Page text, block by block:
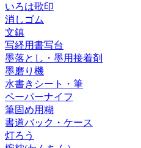
いろは歌印
消しゴム
文鎮
写経用書写台
墨落とし・墨用接着剤
墨磨り機
水書きシート・筆
ペーパーナイフ
筆固め用糊
書道バック・ケース
灯ろう